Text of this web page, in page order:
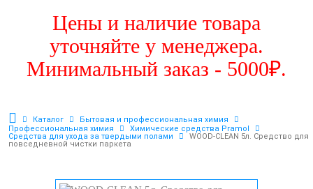
Цены и наличие товара
уточняйте у менеджера.
Минимальный заказ - 5000₽.
Каталог
Бытовая и профессиональная химия
Профессиональная химия
Химические средства Pramol
Средства для ухода за твердыми полами
WOOD-CLEAN 5л. Средство для
повседневной чистки паркета